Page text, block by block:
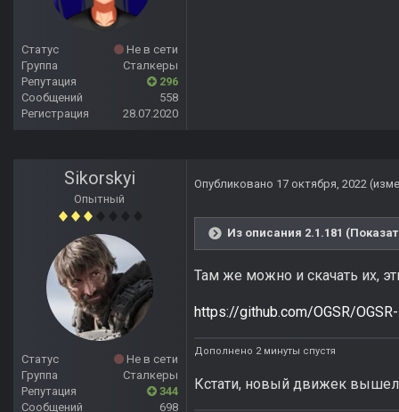
Статус
Не в сети
Группа
Сталкеры
Репутация
296
Сообщений
558
Регистрация
28.07.2020
Sikorskyi
Опытный
Статус
Не в сети
Группа
Сталкеры
Репутация
344
Сообщений
698
Опубликовано 17 октября, 2022
Из описания 2.1.181
Там же можно и скачать их,
https://github.com/OGSR/
Дополнено 2 минуты спустя
Кстати, новый движек вышел